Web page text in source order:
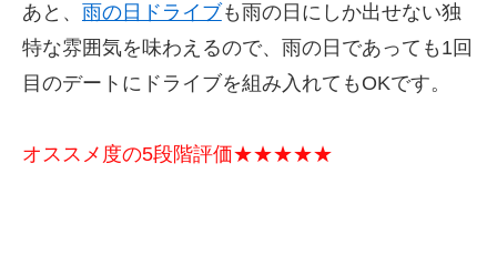
あと、 雨の日ドライブも雨の日にしか出せない独
特な雰囲気を味わえるので、雨の日であっても1回
目のデートにドライブを組み入れてもOKです。
オススメ度の5段階評価★★★★★